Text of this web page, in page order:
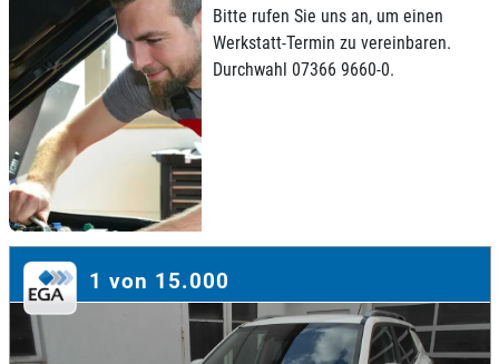
Bitte rufen Sie uns an, um einen
Werkstatt-Termin zu vereinbaren.
Durchwahl 07366 9660-0.
1 von 15.000